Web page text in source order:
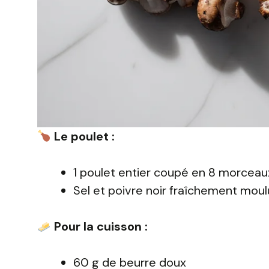
Le poulet :
1 poulet entier coupé en 8
Sel et poivre noir fraîchement
Pour la cuisson :
60 g de beurre doux